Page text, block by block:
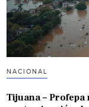
NACIONAL
Tijuana – Profepa